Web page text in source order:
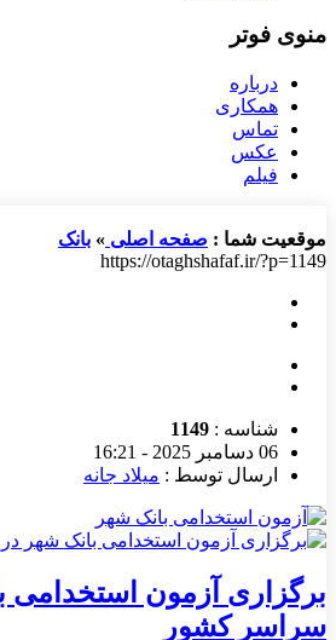
منوی فوتر
درباره
همکاری
تماس
عکس
فیلم
موقعیت شما : صفحه اصلی » بانک
https://otaghshafaf.ir/?p=1149
شناسه : 1149
06 دسامبر 2025 - 16:21
ارسال توسط : میلاد جانه
برگزاری آزمون استخدامی
سراسر کشور